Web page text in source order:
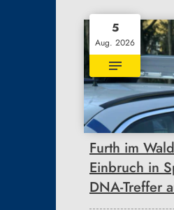
5
Aug. 2026
Furth im
Einbruch in
DNA-Treffer